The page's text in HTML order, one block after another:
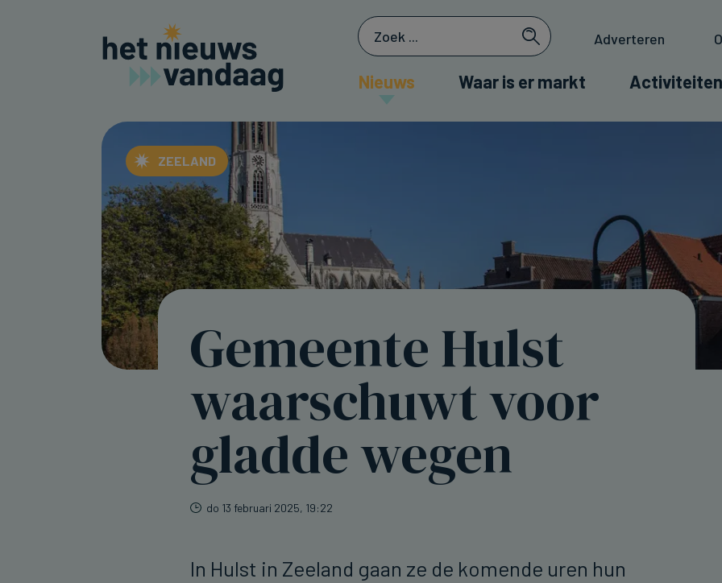
Adverteren
Nieuws Waar is er markt
ZEELAND
Gemeente Hulst
waarschuwt voor
gladde wegen
do 13 februari 2025, 19:22
In Hulst in Zeeland gaan ze de komende uren hun